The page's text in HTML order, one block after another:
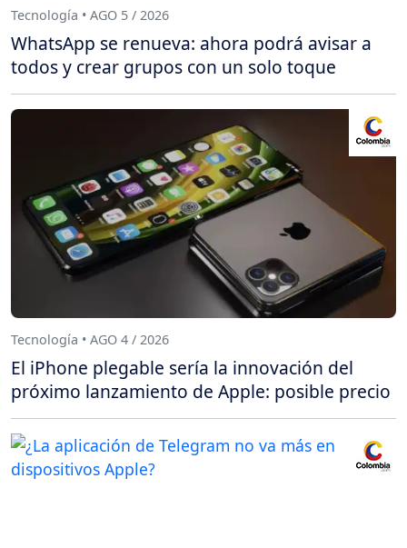
Tecnología • AGO 5 / 2026
WhatsApp se renueva: ahora podrá avisar a
todos y crear grupos con un solo toque
Tecnología • AGO 4 / 2026
El iPhone plegable sería la innovación del
próximo lanzamiento de Apple: posible precio